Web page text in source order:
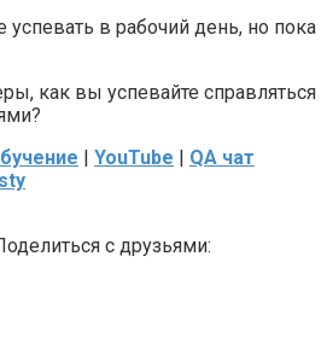
успевать в рабочий день, но пока
как вы успевайте справляться
| YouTube | QA чат
с друзьями: